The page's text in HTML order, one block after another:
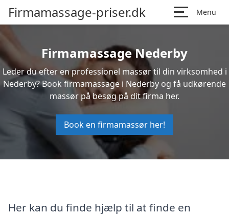
Firmamassage-priser.dk Menu
Firmamassage Nederby
Leder du efter en professionel massør til din virksomhed i
Nederby? Book firmamassage i Nederby og få udkørende
massør på besøg på dit firma her.
Book en firmamassør her!
Her kan du finde hjælp til at finde en